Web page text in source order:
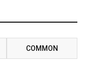
COMMON